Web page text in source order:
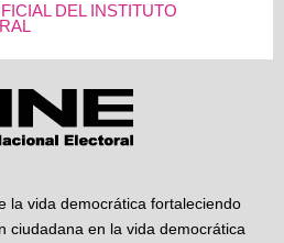
DEL INSTITUTO
la vida democrática fortaleciendo
ciudadana en la vida democrática